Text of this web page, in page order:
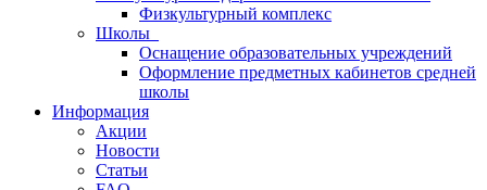
Физкультурный комплекс
Школы
Оснащение образовательных учреждений
Оформление предметных кабинетов средней
школы
Информация
Акции
Новости
Статьи